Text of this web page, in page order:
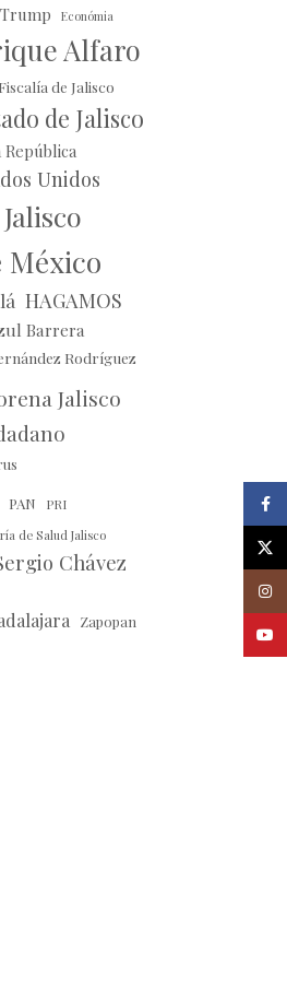
Económia
Alfaro
Fiscalía de Jalisco
de Jalisco
Unidos
México
HAGAMOS
Barrera
Rodríguez
Jalisco
PAN PRI
de Salud Jalisco
Chávez
Zapopan